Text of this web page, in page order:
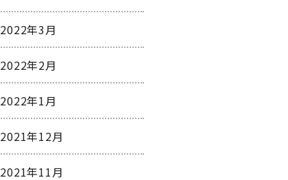
2022年3月
2022年2月
2022年1月
2021年12月
2021年11月